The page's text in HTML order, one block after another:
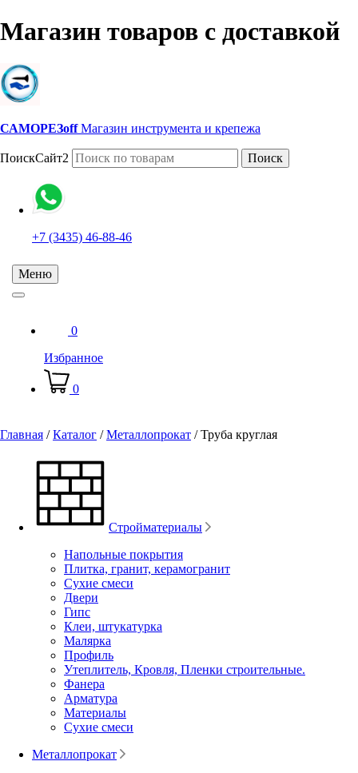
Магазин товаров с доставкой
САМОРЕЗoff Магазин инструмента и крепежа
ПоискСайт2 Поиск
+7 (3435) 46-88-46
Меню
0
Избранное
0
Главная /Каталог /Металлопрокат /Труба круглая
Стройматериалы
Напольные покрытия
Плитка, гранит, керамогранит
Сухие смеси
Двери
Гипс
Клеи, штукатурка
Малярка
Профиль
Утеплитель, Кровля, Пленки строительные.
Фанера
Арматура
Материалы
Сухие смеси
Металлопрокат